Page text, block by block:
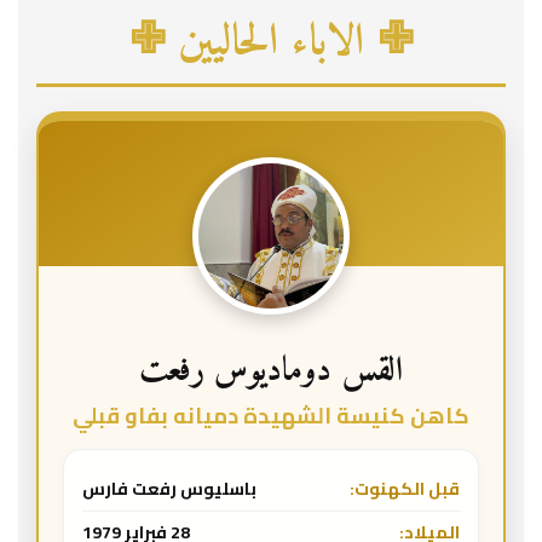
✙ الاباء الحاليين ✙
القس دوماديوس رفعت
كاهن كنيسة الشهيدة دميانه بفاو قبلي
قبل الكهنوت:
باسليوس رفعت فارس
الميلاد:
28 فبراير 1979